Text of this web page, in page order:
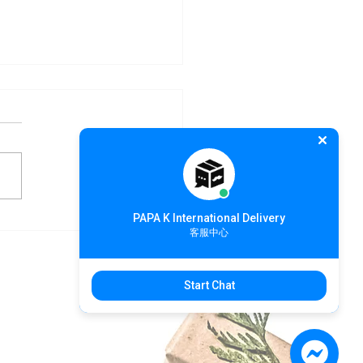
K 中國集運開跑 最低價PAPA K International Delivery
客服中心
Start Chat